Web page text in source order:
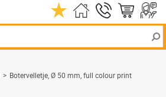
> Botervelletje, Ø 50 mm, full colour print